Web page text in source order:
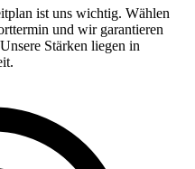
ist uns wichtig. Wählen
und wir garantieren
Stärken liegen in